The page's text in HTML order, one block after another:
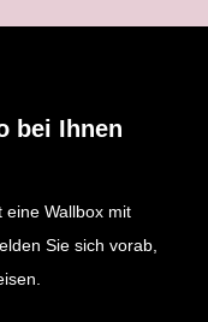
bei Ihnen
eine Wallbox mit
Sie sich vorab,